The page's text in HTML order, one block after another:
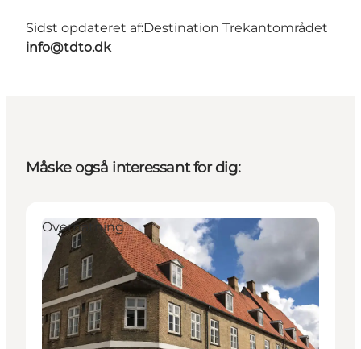
Sidst opdateret af:Destination Trekantområdet
info@tdto.dk
Måske også interessant for dig:
Overnatning